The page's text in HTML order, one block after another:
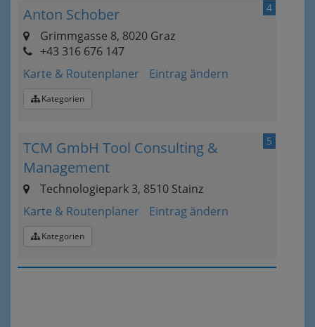
4
Anton Schober
Grimmgasse 8, 8020 Graz
+43 316 676 147
Karte & Routenplaner
Eintrag ändern
Kategorien
5
TCM GmbH Tool Consulting &
Management
Technologiepark 3, 8510 Stainz
Karte & Routenplaner
Eintrag ändern
Kategorien